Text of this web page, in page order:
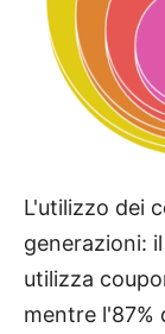
L'utilizzo dei
generazioni:
utilizza
mentre l'87%